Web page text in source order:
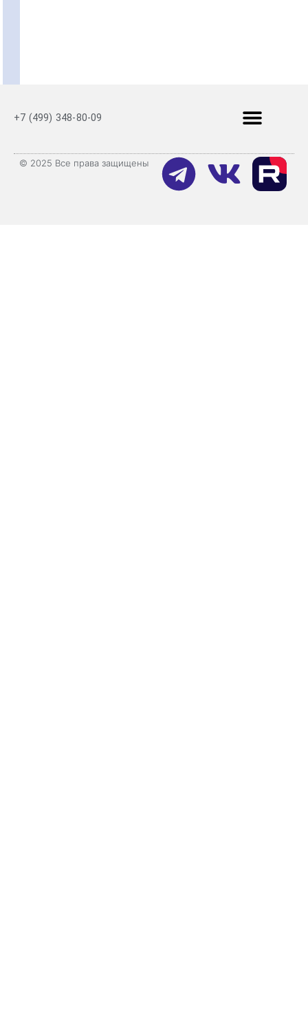
+7 (499) 348-80-09
© 2025 Все права защищены